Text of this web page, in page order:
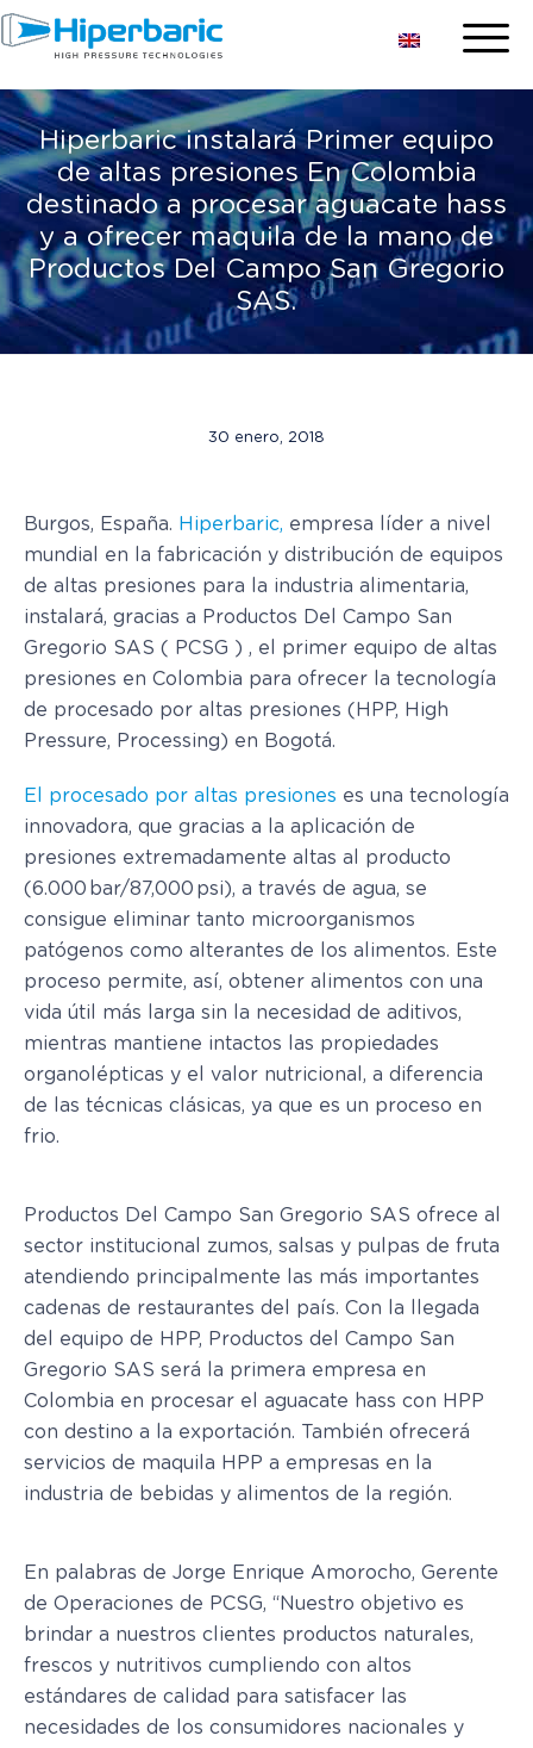
Hiperbaric instalará Primer equipo
de altas presiones En Colombia
destinado a procesar aguacate hass
y a ofrecer maquila de la mano de
Productos Del Campo San Gregorio
SAS.
30 enero, 2018
Burgos, España. Hiperbaric, empresa líder a nivel
mundial en la fabricación y distribución de equipos
de altas presiones para la industria alimentaria,
instalará, gracias a Productos Del Campo San
Gregorio SAS ( PCSG ) , el primer equipo de altas
presiones en Colombia para ofrecer la tecnología
de procesado por altas presiones (HPP, High
Pressure, Processing) en Bogotá.
El procesado por altas presiones es una tecnología
innovadora, que gracias a la aplicación de
presiones extremadamente altas al producto
(6.000 bar/87,000 psi), a través de agua, se
consigue eliminar tanto microorganismos
patógenos como alterantes de los alimentos. Este
proceso permite, así, obtener alimentos con una
vida útil más larga sin la necesidad de aditivos,
mientras mantiene intactos las propiedades
organolépticas y el valor nutricional, a diferencia
de las técnicas clásicas, ya que es un proceso en
frio.
Productos Del Campo San Gregorio SAS ofrece al
sector institucional zumos, salsas y pulpas de fruta
atendiendo principalmente las más importantes
cadenas de restaurantes del país. Con la llegada
del equipo de HPP, Productos del Campo San
Gregorio SAS será la primera empresa en
Colombia en procesar el aguacate hass con HPP
con destino a la exportación. También ofrecerá
servicios de maquila HPP a empresas en la
industria de bebidas y alimentos de la región.
En palabras de Jorge Enrique Amorocho, Gerente
de Operaciones de PCSG, “Nuestro objetivo es
brindar a nuestros clientes productos naturales,
frescos y nutritivos cumpliendo con altos
estándares de calidad para satisfacer las
necesidades de los consumidores nacionales y